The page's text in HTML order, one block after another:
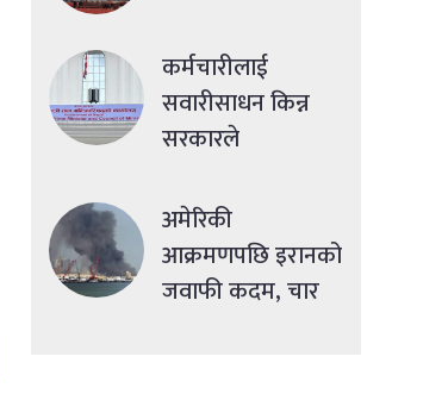
कर्मचारीलाई
सवारीसाधन किन्न
सरकारले
दिने
अमेरिकी
आक्रमणपछि इरानको
जवाफी कदम, चार